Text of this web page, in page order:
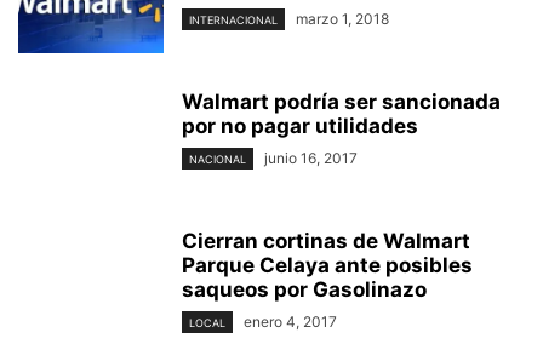
INTERNACIONAL marzo 1, 2018
Walmart podría ser sancionada
por no pagar utilidades
NACIONAL junio 16, 2017
Cierran cortinas de Walmart
Parque Celaya ante posibles
saqueos por Gasolinazo
LOCAL enero 4, 2017